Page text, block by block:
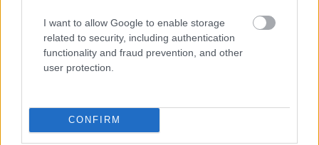
I want to allow Google to enable storage
related to security, including authentication
functionality and fraud prevention, and other
user protection.
CONFIRM
ατζέντα των συναντήσεων κυβέρνησης –
τρόικας